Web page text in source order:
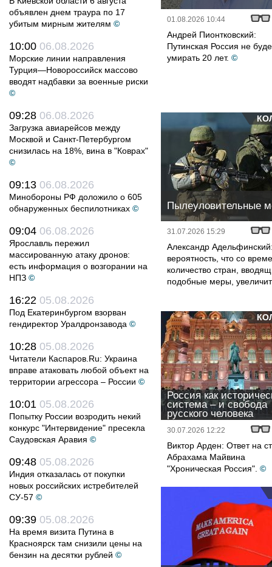
объявлен днем траура по 17
убитым мирным жителям ©
10:00 06.08.2026
Морские линии направления
Турция—Новороссийск массово
вводят надбавки за военные риски
©
09:28 06.08.2026
Загрузка авиарейсов между
Москвой и Санкт-Петербургом
снизилась на 18%, вина в "Коврах"
©
09:13 06.08.2026
Минобороны РФ доложило о 605
обнаруженных беспилотниках ©
09:04 06.08.2026
Ярославль пережил
массированную атаку дронов:
есть информация о возгорании на
НПЗ ©
16:22 05.08.2026
Под Екатеринбургом взорван
гендиректор Уралдронзавода ©
10:28 05.08.2026
Читатели Каспаров.Ru: Украина
вправе атаковать любой объект на
территории агрессора – России ©
10:01 05.08.2026
Попытку России возродить некий
конкурс "Интервидение" пресекла
Саудовская Аравия ©
09:48 05.08.2026
Индия отказалась от покупки
новых российских истребителей
СУ-57 ©
09:39 05.08.2026
На время визита Путина в
Красноярск там снизили цены на
бензин на десятки рублей ©
01.08.2026 10:44
Андрей Пионтковский:
Путинская Россия не
умирать 20 лет. ©
Пылеуловительные
31.07.2026 15:29
Александр
вероятность, что со
количество стран,
подобные меры,
Россия как
система – и свобода
русского человека
30.07.2026 12:22
Виктор Арден: Ответ на
Абрахама Майвина
"Хроническая Россия". ©